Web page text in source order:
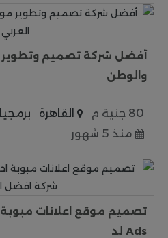
أفضل شركة تصميم وتطوير
والوطن
80 جنية م القاهرة
منذ 5 شهور
Ads لد